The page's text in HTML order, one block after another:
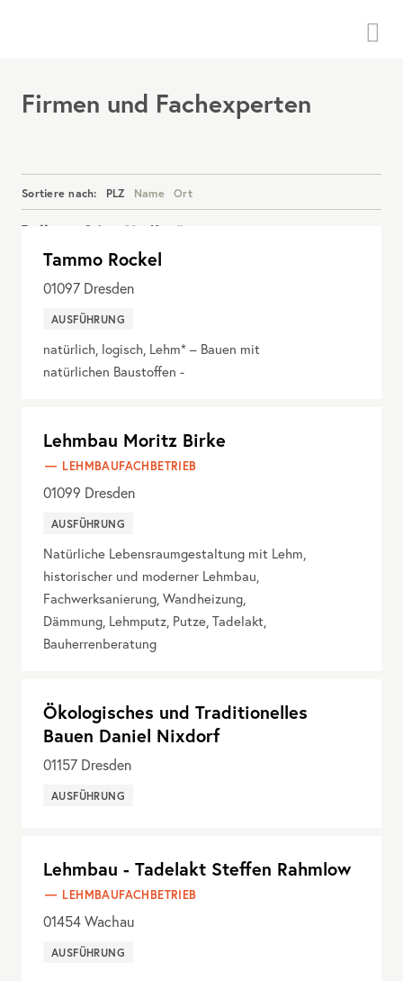
Firmen und Fachexperten
Sortiere nach: PLZ Name Ort
Treffer pro Seite: 20 40 alle
Details anzeigen
Tammo Rockel
01097 Dresden
AUSFÜHRUNG
natürlich, logisch, Lehm* – Bauen mit
natürlichen Baustoffen -
Lehmbau Moritz Birke
LEHMBAUFACHBETRIEB
01099 Dresden
AUSFÜHRUNG
Natürliche Lebensraumgestaltung mit Lehm,
historischer und moderner Lehmbau,
Fachwerksanierung, Wandheizung,
Dämmung, Lehmputz, Putze, Tadelakt,
Bauherrenberatung
Ökologisches und Traditionelles
Bauen Daniel Nixdorf
01157 Dresden
AUSFÜHRUNG
Lehmbau - Tadelakt Steffen Rahmlow
LEHMBAUFACHBETRIEB
01454 Wachau
AUSFÜHRUNG